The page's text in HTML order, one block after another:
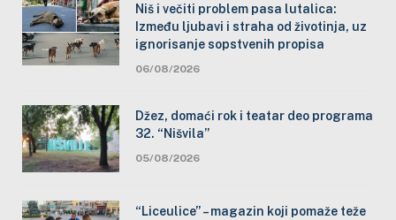
Niš i večiti problem pasa lutalica:
Između ljubavi i straha od životinja, uz
ignorisanje sopstvenih propisa
06/08/2026
Džez, domaći rok i teatar deo programa
32. “Nišvila”
05/08/2026
“Liceulice” – magazin koji pomaže teže